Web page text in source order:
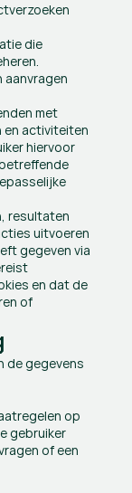
die
aanvragen
met
activiteiten
hiervoor
resultaten
uitvoeren
gegeven via
en dat de
of
de gegevens
op
gebruiker
of een